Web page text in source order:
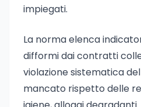
impiegati.
La norma elenca
difformi dai contratti
violazione sistematica
mancato rispetto delle